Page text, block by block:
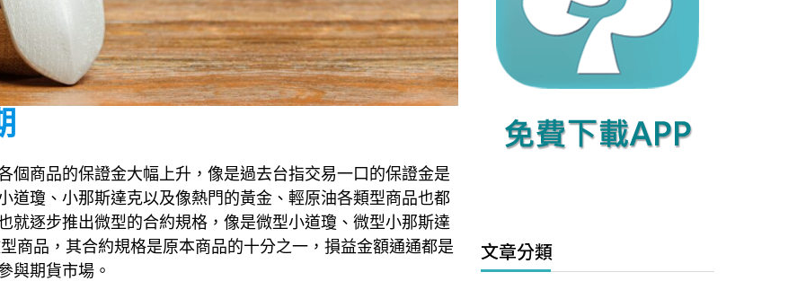
個商品的保證金大幅上升，像是過去台指交易一口的保證金是
道瓊、小那斯達克以及像熱門的黃金、輕原油各類型商品也都
就逐步推出微型的合約規格，像是微型小道瓊、微型小那斯達
商品，其合約規格是原本商品的十分之一，損益金額通通都是
與期貨市場。
文章分類